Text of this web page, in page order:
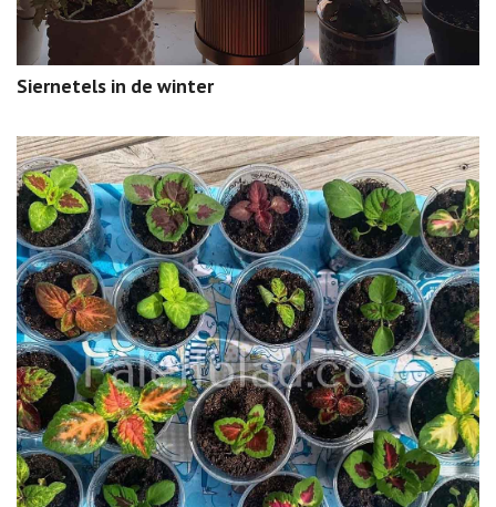
Siernetels in de winter